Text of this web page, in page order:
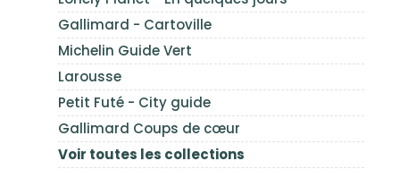
Gallimard - Cartoville
Michelin Guide Vert
Larousse
Petit Futé - City guide
Gallimard Coups de cœur
Voir toutes les collections